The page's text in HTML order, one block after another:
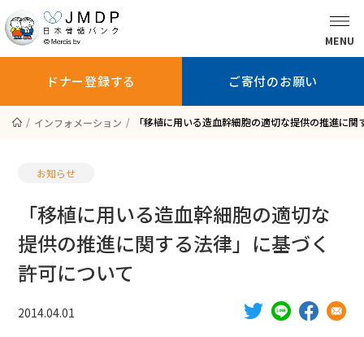
MENU
ドナー登録する ご寄付のお願い
ついて知る
ドナー登録する ご寄付のお願い
患者さんへ
インフォメーション 「移植に用いる造血幹細胞の適切な提供の推進に
お知らせ
「移植に用いる造血幹細胞の適切な
提供の推進に関する法律」に基づく
許可について
2014.04.01